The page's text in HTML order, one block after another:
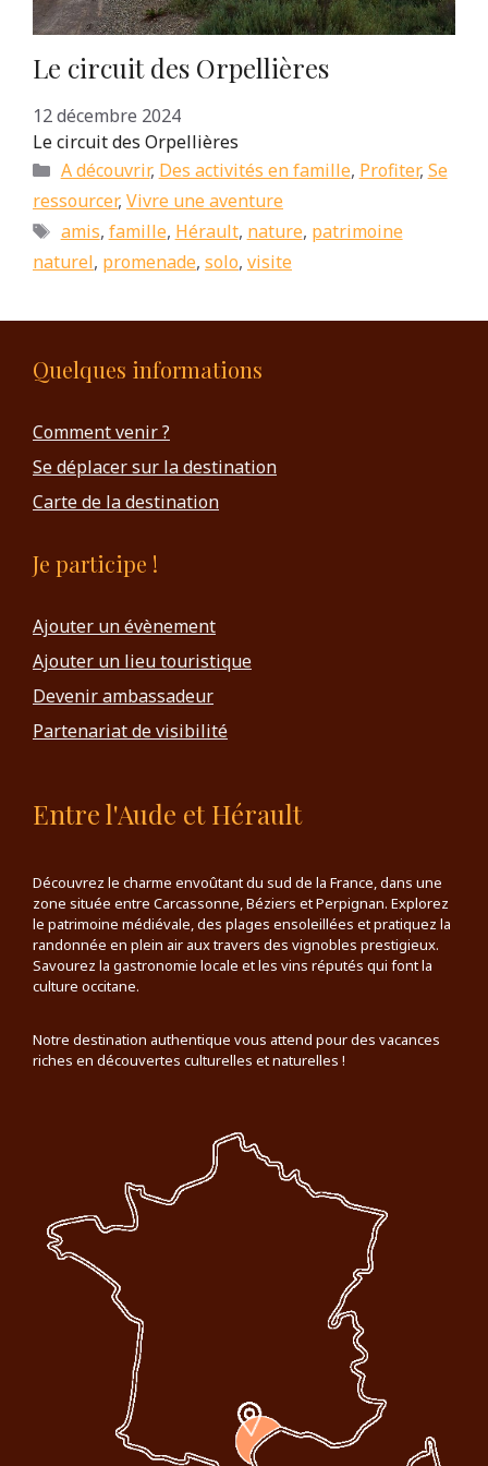
Le circuit des Orpellières
12 décembre 2024
Le circuit des Orpellières
Catégories
A découvrir, Des activités en famille, Profiter, Se
ressourcer, Vivre une aventure
Étiquettes
amis, famille, Hérault, nature, patrimoine
naturel, promenade, solo, visite
Quelques informations
Comment venir ?
Se déplacer sur la destination
Carte de la destination
Je participe !
Ajouter un évènement
Ajouter un lieu touristique
Devenir ambassadeur
Partenariat de visibilité
Entre l'Aude et Hérault
Découvrez le charme envoûtant du sud de la France, dans une
zone située entre Carcassonne, Béziers et Perpignan. Explorez
le patrimoine médiévale, des plages ensoleillées et pratiquez la
randonnée en plein air aux travers des vignobles prestigieux.
Savourez la gastronomie locale et les vins réputés qui font la
culture occitane.
Notre destination authentique vous attend pour des vacances
riches en découvertes culturelles et naturelles !